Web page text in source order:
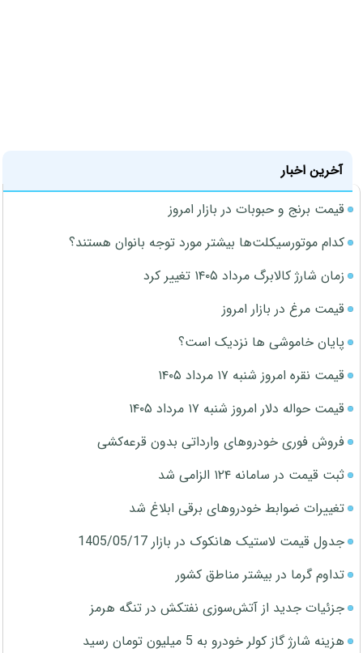
آخرین اخبار
قیمت برنج و حبوبات در بازار امروز
کدام موتورسیکلت‌ها بیشتر مورد توجه بانوان هستند؟
زمان شارژ کالابرگ مرداد ۱۴۰۵ تغییر کرد
قیمت مرغ در بازار امروز
پایان خاموشی ها نزدیک است؟
قیمت نقره امروز شنبه ۱۷ مرداد ۱۴۰۵
قیمت حواله دلار امروز شنبه ۱۷ مرداد ۱۴۰۵
فروش فوری خودروهای وارداتی بدون قرعه‌کشی
ثبت قیمت در سامانه ۱۲۴ الزامی شد
تغییرات ضوابط خودروهای برقی ابلاغ شد
جدول قیمت لاستیک هانکوک در بازار 1405/05/17
تداوم گرما در بیشتر مناطق کشور
جزئیات جدید از آتش‌سوزی نفتکش در تنگه هرمز
هزینه شارژ گاز کولر خودرو به 5 میلیون تومان رسید